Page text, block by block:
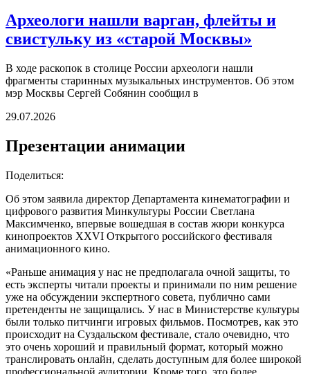
Археологи нашли варган, флейты и
свистульку из «старой Москвы»
В ходе раскопок в столице России археологи нашли
фрагменты старинных музыкальных инструментов. Об этом
мэр Москвы Сергей Собянин сообщил в
29.07.2026
Презентации анимации
Поделиться:
Об этом заявила директор Департамента кинематографии и
цифрового развития Минкультуры России Светлана
Максимченко, впервые вошедшая в состав жюри конкурса
кинопроектов XXVI Открытого российского фестиваля
анимационного кино.
«Раньше анимация у нас не предполагала очной защиты, то
есть эксперты читали проекты и принимали по ним решение
уже на обсуждении экспертного совета, публично сами
претенденты не защищались. У нас в Министерстве культуры
были только питчинги игровых фильмов. Посмотрев, как это
происходит на Суздальском фестивале, стало очевидно, что
это очень хороший и правильный формат, который можно
транслировать онлайн, сделать доступным для более широкой
профессиональной аудитории. Кроме того, это более